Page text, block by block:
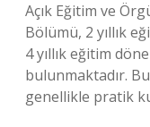
Açık Eğitim ve
Bölümü, 2 yıllık
4 yıllık eğitim
bulunmaktadır.
genellikle pratik